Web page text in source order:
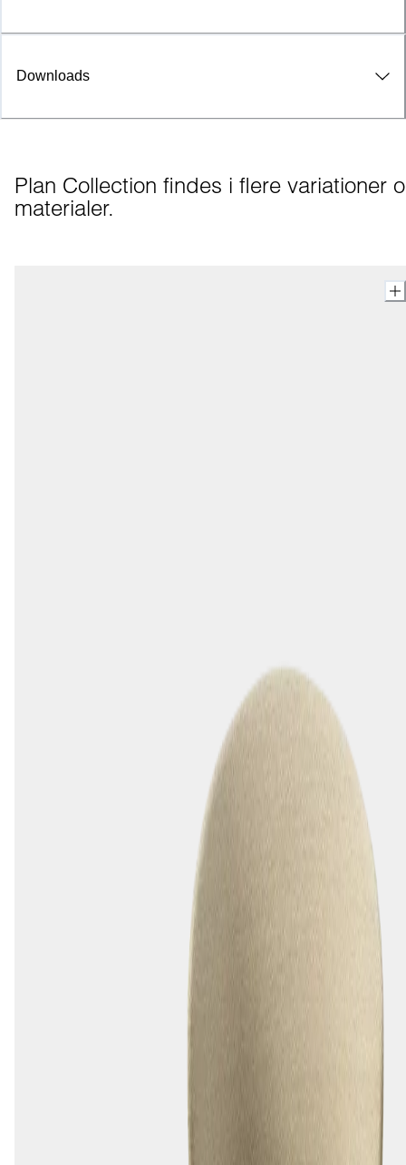
Downloads
Plan Collection findes i flere variationer
materialer.